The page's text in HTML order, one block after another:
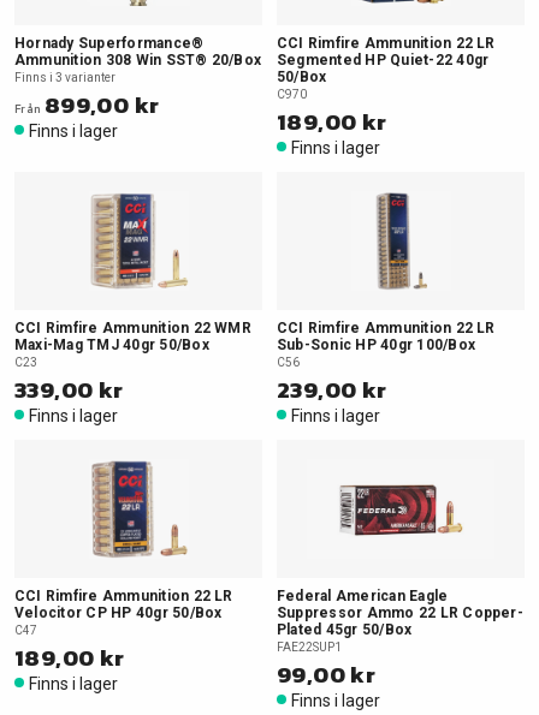
Hornady Superformance®
Ammunition 308 Win SST® 20/Box
Finns i 3 varianter
Från 899,00 kr
Finns i lager
CCI Rimfire Ammunition 22 LR
Segmented HP Quiet-22 40gr
50/Box
C970
189,00 kr
Finns i lager
CCI Rimfire Ammunition 22 WMR
Maxi-Mag TMJ 40gr 50/Box
C23
339,00 kr
Finns i lager
CCI Rimfire Ammunition 22 LR
Sub-Sonic HP 40gr 100/Box
C56
239,00 kr
Finns i lager
CCI Rimfire Ammunition 22 LR
Velocitor CP HP 40gr 50/Box
C47
189,00 kr
Finns i lager
Federal American Eagle
Suppressor Ammo 22 LR Copper-
Plated 45gr 50/Box
FAE22SUP1
99,00 kr
Finns i lager